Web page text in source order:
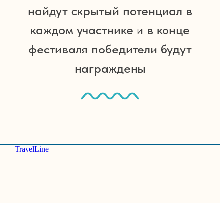
найдут скрытый потенциал в
каждом участнике и в конце
фестиваля победители будут
награждены
TravelLine
«Маяк» — идеальное место для
Здесь вас ждет увлекательная
фестивальная программа,
воздухе и культурные развлечения